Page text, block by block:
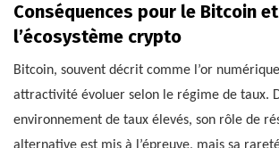
Conséquences pour le Bitcoin et
l’écosystème crypto
Bitcoin, souvent décrit comme l’or
attractivité évoluer selon le régime de taux.
environnement de taux élevés, son rôle de